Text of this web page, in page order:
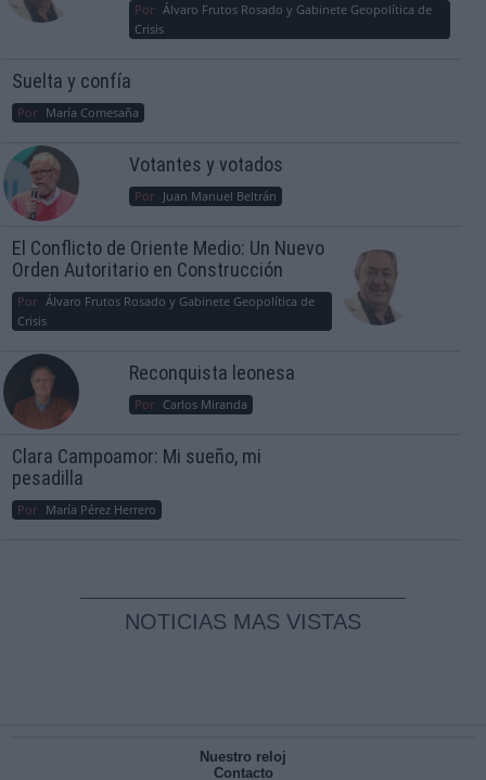
Por Álvaro Frutos Rosado y Gabinete Geopolítica de
Crisis
Suelta y confía
Por María Comesaña
Votantes y votados
Por Juan Manuel Beltrán
El Conflicto de Oriente Medio: Un Nuevo
Orden Autoritario en Construcción
Por Álvaro Frutos Rosado y Gabinete Geopolítica de
Crisis
Reconquista leonesa
Por Carlos Miranda
Clara Campoamor: Mi sueño, mi
pesadilla
Por María Pérez Herrero
NOTICIAS MAS VISTAS
Nuestro reloj
Contacto